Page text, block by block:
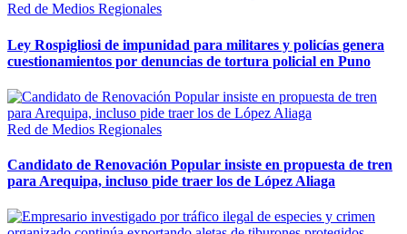
Red de Medios Regionales
Ley Rospigliosi de impunidad para militares y policías genera
cuestionamientos por denuncias de tortura policial en Puno
Red de Medios Regionales
Candidato de Renovación Popular insiste en propuesta de tren
para Arequipa, incluso pide traer los de López Aliaga